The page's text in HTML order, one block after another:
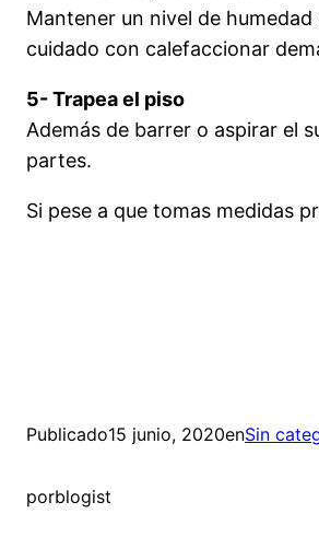
Mantener un nivel de
cuidado con calefaccionar
5- Trapea el piso
Además de barrer o aspirar el
partes.
Si pese a que tomas medidas
Publicado15 junio, 2020enSin
porblogist